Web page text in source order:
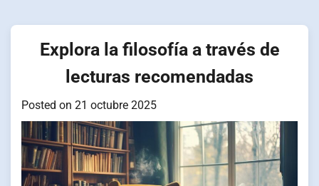
Explora la filosofía a través de
lecturas recomendadas
Posted on 21 octubre 2025